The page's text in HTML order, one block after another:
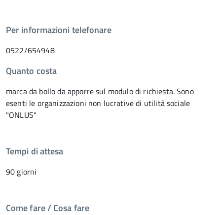
Per informazioni telefonare
0522/654948
Quanto costa
marca da bollo da apporre sul modulo di richiesta. Sono
esenti le organizzazioni non lucrative di utilità sociale
"ONLUS"
Tempi di attesa
90 giorni
Come fare / Cosa fare